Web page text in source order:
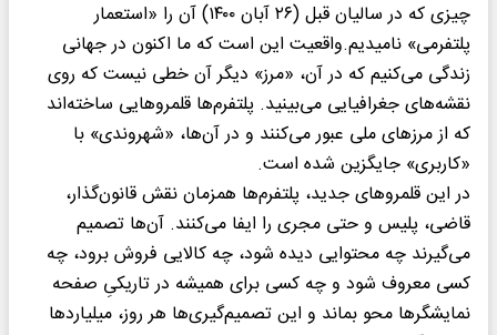
چیزی که در سالیان قبل (۲۶ آبان ۱۴۰۰) آن را «استعمار
پلتفرمی» نامیدیم.واقعیت این است که ما اکنون در جهانی
زندگی می‌کنیم که در آن، «مرز» دیگر آن خطی نیست که روی
نقشه‌های جغرافیایی می‌بینید. پلتفرم‌ها قلمروهایی ساخته‌اند
که از مرزهای ملی عبور می‌کنند و در آن‌ها، «شهروندی» با
«کاربری» جایگزین شده است.
در این قلمروهای جدید، پلتفرم‌ها همزمان نقش قانون‌گذار،
قاضی، پلیس و حتی مجری را ایفا می‌کنند. آن‌ها تصمیم
می‌گیرند چه محتوایی دیده شود، چه کالایی فروش برود، چه
کسی معروف شود و چه کسی برای همیشه در تاریکیِ صفحه
نمایشگرها محو بماند و این تصمیم‌گیری‌ها هر روز، میلیاردها